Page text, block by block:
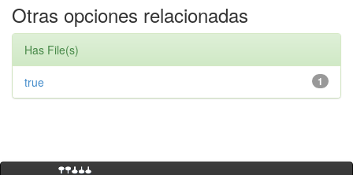
Otras opciones relacionadas
Has File(s)
1
true